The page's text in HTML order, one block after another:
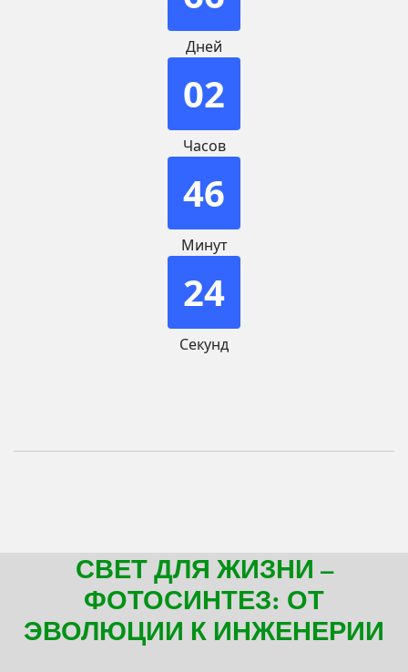
Дней
02
Часов
46
Минут
23
Секунд
СВЕТ ДЛЯ ЖИЗНИ –
ФОТОСИНТЕЗ: ОТ
ЭВОЛЮЦИИ К ИНЖЕНЕРИИ